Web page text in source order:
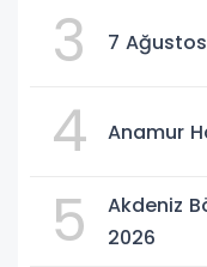
3 7
4 Anamur
5
Akdeniz
2026